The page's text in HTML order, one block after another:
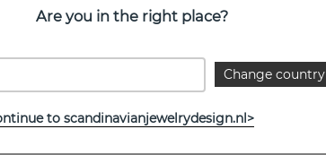
Are you in the right place?
Change country
to scandinavianjewelrydesign.nl>